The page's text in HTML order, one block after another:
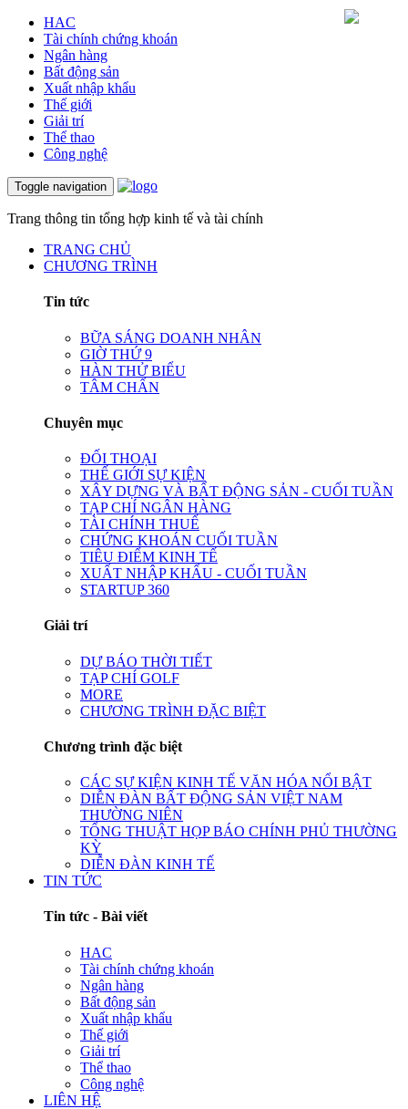
HAC
Tài chính chứng khoán
Ngân hàng
Bất động sản
Xuất nhập khẩu
Thế giới
Giải trí
Thể thao
Công nghệ
Toggle navigation
Trang thông tin tổng hợp kinh tế và tài chính
TRANG CHỦ
CHƯƠNG TRÌNH
Tin tức
BỮA SÁNG DOANH NHÂN
GIỜ THỨ 9
HÀN THỬ BIỂU
TÂM CHẤN
Chuyên mục
ĐỐI THOẠI
THẾ GIỚI SỰ KIỆN
XÂY DỰNG VÀ BẤT ĐỘNG SẢN - CUỐI TUẦN
TẠP CHÍ NGÂN HÀNG
TÀI CHÍNH THUẾ
CHỨNG KHOÁN CUỐI TUẦN
TIÊU ĐIỂM KINH TẾ
XUẤT NHẬP KHẨU - CUỐI TUẦN
STARTUP 360
Giải trí
DỰ BÁO THỜI TIẾT
TẠP CHÍ GOLF
MORE
CHƯƠNG TRÌNH ĐẶC BIỆT
Chương trình đặc biệt
CÁC SỰ KIỆN KINH TẾ VĂN HÓA NỔI BẬT
DIỄN ĐÀN BẤT ĐỘNG SẢN VIỆT NAM
THƯỜNG NIÊN
TỔNG THUẬT HỌP BÁO CHÍNH PHỦ THƯỜNG
KỲ
DIỄN ĐÀN KINH TẾ
TIN TỨC
Tin tức - Bài viết
HAC
Tài chính chứng khoán
Ngân hàng
Bất động sản
Xuất nhập khẩu
Thế giới
Giải trí
Thể thao
Công nghệ
LIÊN HỆ